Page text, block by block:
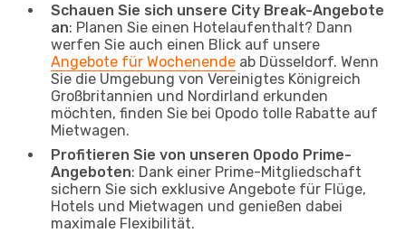
Schauen Sie sich unsere City Break-Angebote
an: Planen Sie einen Hotelaufenthalt? Dann
werfen Sie auch einen Blick auf unsere
Angebote für Wochenende ab Düsseldorf. Wenn
Sie die Umgebung von Vereinigtes Königreich
Großbritannien und Nordirland erkunden
möchten, finden Sie bei Opodo tolle Rabatte auf
Mietwagen.
Profitieren Sie von unseren Opodo Prime-
Angeboten: Dank einer Prime-Mitgliedschaft
sichern Sie sich exklusive Angebote für Flüge,
Hotels und Mietwagen und genießen dabei
maximale Flexibilität.